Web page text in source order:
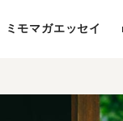
ミモマガエッセイ